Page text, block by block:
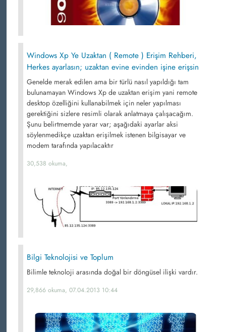
Windows Xp Ye Uzaktan ( Remote ) Erişim Rehberi,
Herkes ayarlasın; uzaktan evine evinden işine erişsin
Genelde merak edilen ama bir türlü nasıl yapıldığı tam
bulunamayan Windows Xp de uzaktan erişim yani remote
desktop özelliğini kullanabilmek için neler yapılması
gerektiğini sizlere resimli olarak anlatmaya çalışacağım.
Şunu belirtmemde yarar var; aşağıdaki ayarlar aksi
söylenmedikçe uzaktan erişilmek istenen bilgisayar ve
modem tarafında yapılacaktır
30,538 okuma,
Bilgi Teknolojisi ve Toplum
Bilimle teknoloji arasında doğal bir döngüsel ilişki vardır.
29,866 okuma, 07.04.2013 10:44